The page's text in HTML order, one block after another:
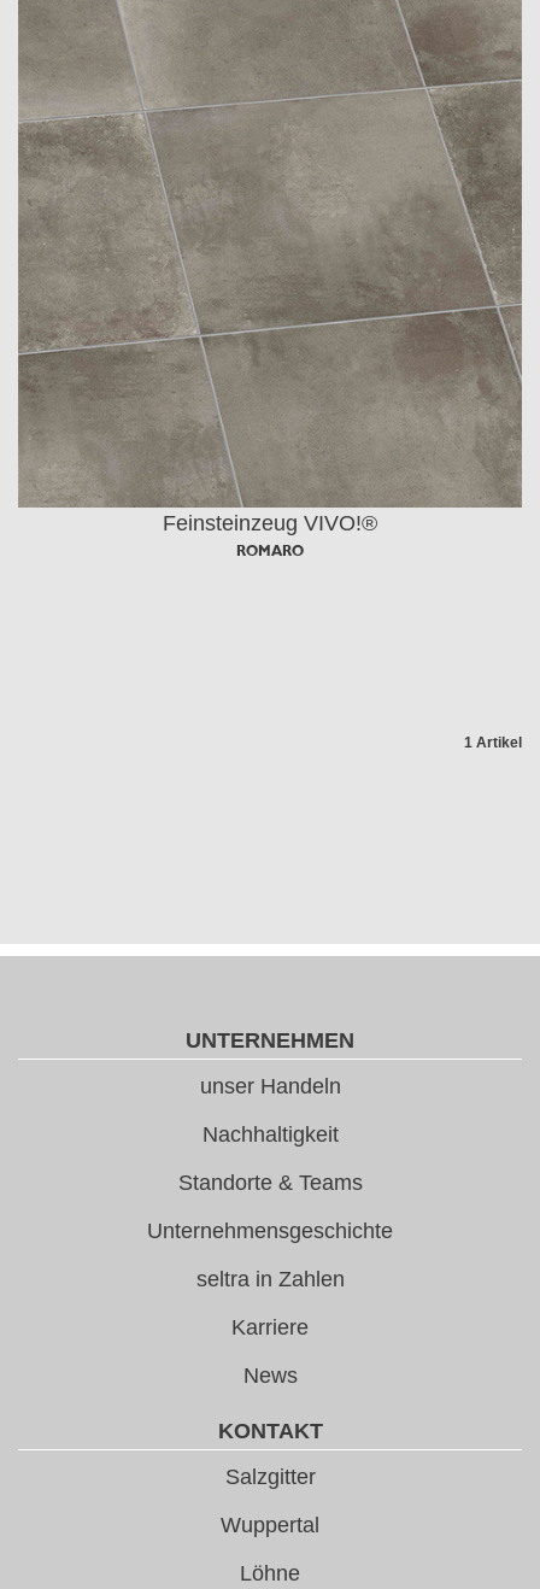
Feinsteinzeug VIVO!®
ROMARO
1 Artikel
UNTERNEHMEN
unser Handeln
Nachhaltigkeit
Standorte & Teams
Unternehmensgeschichte
seltra in Zahlen
Karriere
News
KONTAKT
Salzgitter
Wuppertal
Löhne